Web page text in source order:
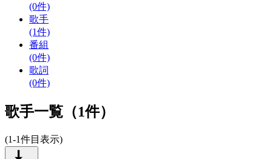
(0件)
歌手
(1件)
番組
(0件)
歌詞
(0件)
歌手一覧（1件）
(1-1件目表示)